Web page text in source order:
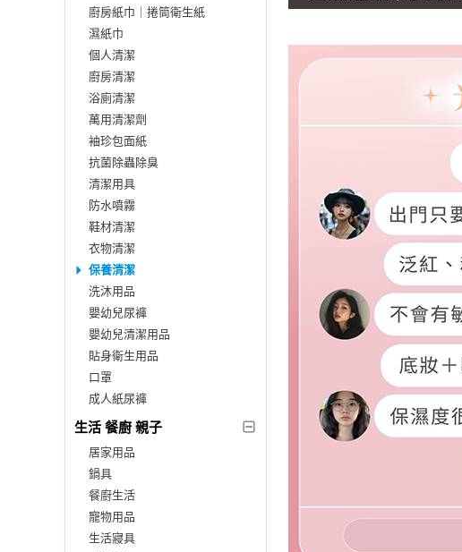
廚房紙巾｜捲筒衛生紙
濕紙巾
個人清潔
廚房清潔
浴廁清潔
萬用清潔劑
袖珍包面紙
抗菌除蟲除臭
清潔用具
防水噴霧
鞋材清潔
衣物清潔
保養清潔
洗沐用品
嬰幼兒尿褲
嬰幼兒清潔用品
貼身衛生用品
口罩
成人紙尿褲
生活 餐廚 親子
居家用品
鍋具
餐廚生活
寵物用品
生活寢具